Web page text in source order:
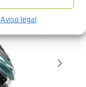
Aviso legal